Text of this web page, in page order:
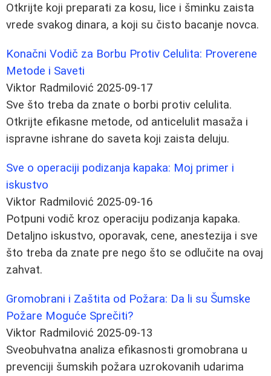
Otkrijte koji preparati za kosu, lice i šminku zaista
vrede svakog dinara, a koji su čisto bacanje novca.
Konačni Vodič za Borbu Protiv Celulita: Proverene
Metode i Saveti
Viktor Radmilović 2025-09-17
Sve što treba da znate o borbi protiv celulita.
Otkrijte efikasne metode, od anticelulit masaža i
ispravne ishrane do saveta koji zaista deluju.
Sve o operaciji podizanja kapaka: Moj primer i
iskustvo
Viktor Radmilović 2025-09-16
Potpuni vodič kroz operaciju podizanja kapaka.
Detaljno iskustvo, oporavak, cene, anestezija i sve
što treba da znate pre nego što se odlučite na ovaj
zahvat.
Gromobrani i Zaštita od Požara: Da li su Šumske
Požare Moguće Sprečiti?
Viktor Radmilović 2025-09-13
Sveobuhvatna analiza efikasnosti gromobrana u
prevenciji šumskih požara uzrokovanih udarima